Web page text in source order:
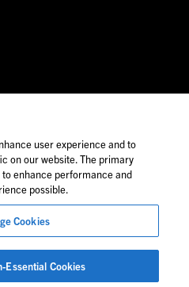
务所
公司员工。
user experience and to
on our website. The primary
enhance performance and
possible.
Cookies
Essential Cookies